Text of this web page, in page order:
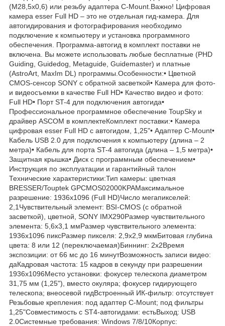
(M28,5x0,6) или резьбу адаптера C-Mount.Важно! Цифровая
камера esser Full HD – это не отдельная гид-камера. Для
автогидирования и фотографирования необходимо
подключение к компьютеру и установка программного
обеспечения. Программа-автогид в комплект поставки не
включена. Вы можете использовать любые бесплатные (PHD
Guiding, Guidedog, Metaguide, Guidemaster) и платные
(AstroArt, MaxIm DL) программы.Особенности:• Цветной
CMOS-сенсор SONY с обратной засветкой• Камера для фото-
и видеосъемки в качестве Full HD• Качество видео и фото:
Full HD• Порт ST-4 для подключения автогида•
Профессиональное программное обеспечение ToupSky и
драйвер ASCOM в комплектеКомплект поставки:• Камера
цифровая esser Full HD с автогидом, 1,25"• Адаптер C-Mount•
Кабель USB 2.0 для подключения к компьютеру (длина – 2
метра)• Кабель для порта ST-4 автогида (длина – 1,5 метра)•
Защитная крышка• Диск с программным обеспечением•
Инструкция по эксплуатации и гарантийный талон
Технические характеристики:Тип камеры: цветная
BRESSER/Touptek GPCMOS02000KPAМаксимальное
разрешение: 1936x1096 (Full HD)Число мегапикселей:
2,1Чувствительный элемент: BSI-CMOS (с обратной
засветкой), цветной, SONY IMX290Размер чувствительного
элемента: 5,6x3,1 ммРазмер чувствительного элемента:
1936х1096 пиксРазмер пикселя: 2,9x2,9 мкмБитовая глубина
цвета: 8 или 12 (переключаемая)Биннинг: 2х2Время
экспозиции: от 66 мс до 16 минутВозможность записи видео:
даКадровая частота: 15 кадров в секунду при разрешении
1936x1096Место установки: фокусер телескопа диаметром
31,75 мм (1,25"), вместо окуляра; фокусер гидирующего
телескопа; внеосевой гидВстроенный ИК-фильтр: отсутствует
Резьбовые крепления: под адаптер C-Mount; под фильтры
1,25"Совместимость с ST4-автогидами: естьВыход: USB
2.0Системные требования: Windows 7/8/10Корпус: